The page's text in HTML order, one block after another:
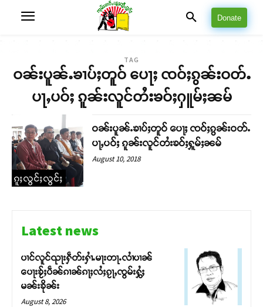
Donate
TAG
ဝၼ်းပူၼ်ႉၶၢပ်ႈတူဝ် ပေႃႈ ၸဝ်ႈၵွၼ်းဝတ်ႉ
ပႃႇပဝ်ႈ ၵူၼ်းလူင်တႆးၶဝ်ႈႁူမ်ႈၼမ်
ၵူႈလွင်ႈလွင်ႈ
ဝၼ်းပူၼ်ႉၶၢပ်ႈတူဝ် ပေႃႈ ၸဝ်ႈၵွၼ်းဝတ်ႉ
ပႃႇပဝ်ႈ ၵူၼ်းလူင်တႆးၶဝ်ႈႁူမ်ႈၼမ်
August 10, 2018
Latest news
ပၢင်လူင်ၺႃးႁဵတ်းႁၢႆႉမႃးတႃႉလၢႆပၢၼ် ​​
ပေႃးၶႂ်ႈပဵၼ်ၵၢၼ်ၵႃႈလႆႈၵႂႃႇၸွမ်းႁွႆႈ
မၼ်းၶိုၼ်း
August 8, 2026